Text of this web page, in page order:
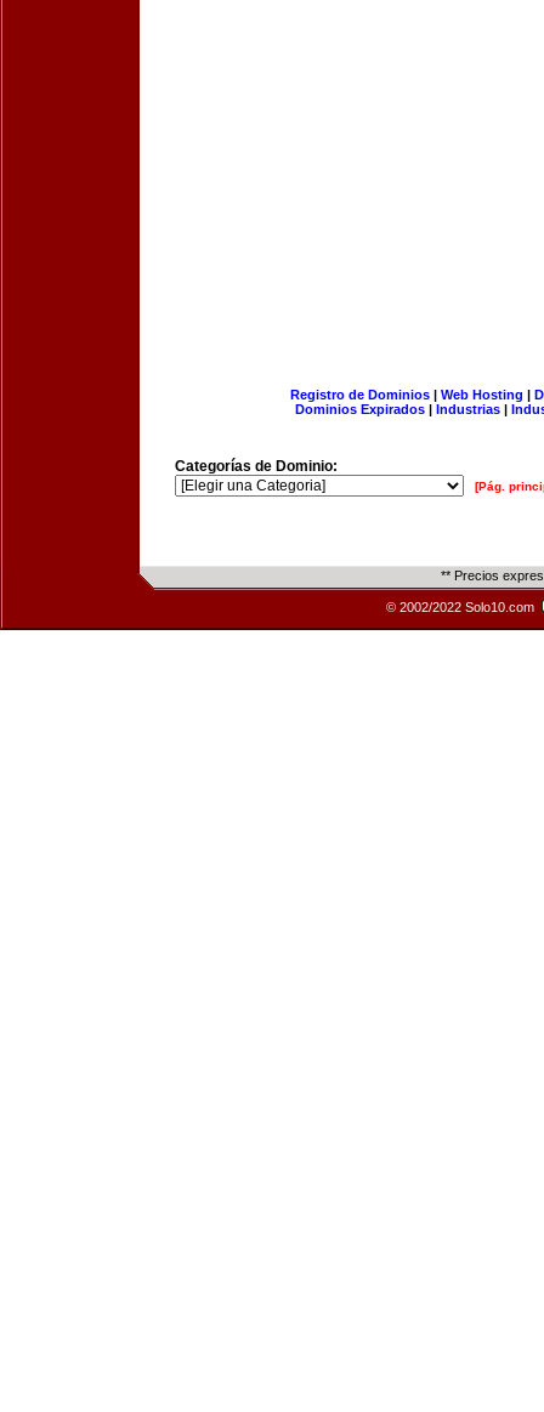
Registro de Dominios| Web Hosting |
Dominios Expirados | Industrias |
Categorías de Dominio:
[Pág.
** Precios
© 2002/2022 Solo10.com